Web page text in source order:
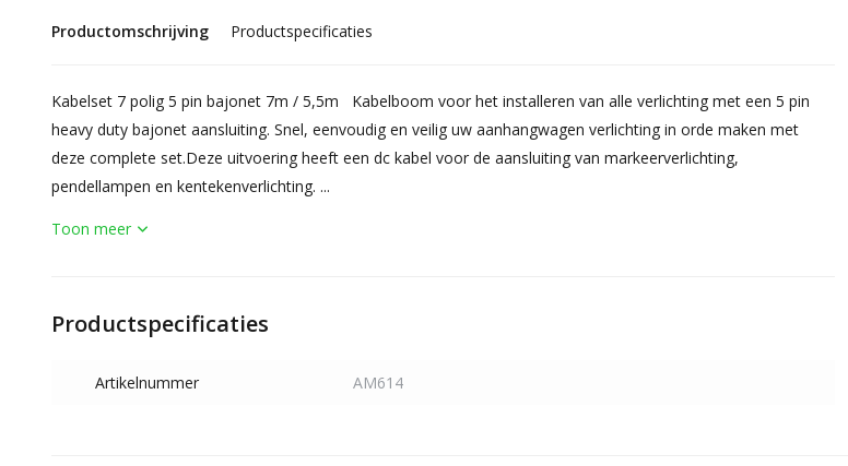
Productomschrijving Productspecificaties
Kabelset 7 polig 5 pin bajonet 7m / 5,5m Kabelboom voor het installeren van alle verlichting met een 5 pin
heavy duty bajonet aansluiting. Snel, eenvoudig en veilig uw aanhangwagen verlichting in orde maken met
deze complete set.Deze uitvoering heeft een dc kabel voor de aansluiting van markeerverlichting,
pendellampen en kentekenverlichting. ...
Toon meer
Productspecificaties
Artikelnummer AM614